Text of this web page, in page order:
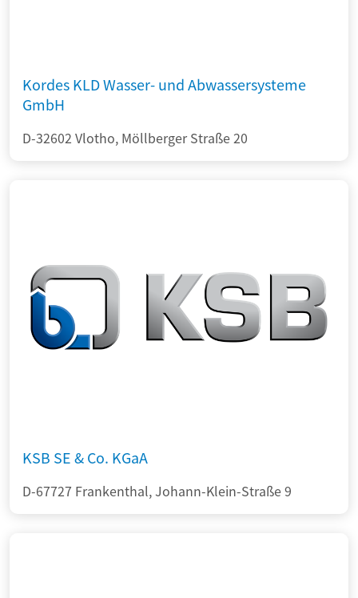
Kordes KLD Wasser- und Abwassersysteme
GmbH
D-32602 Vlotho, Möllberger Straße 20
KSB SE & Co. KGaA
D-67727 Frankenthal, Johann-Klein-Straße 9